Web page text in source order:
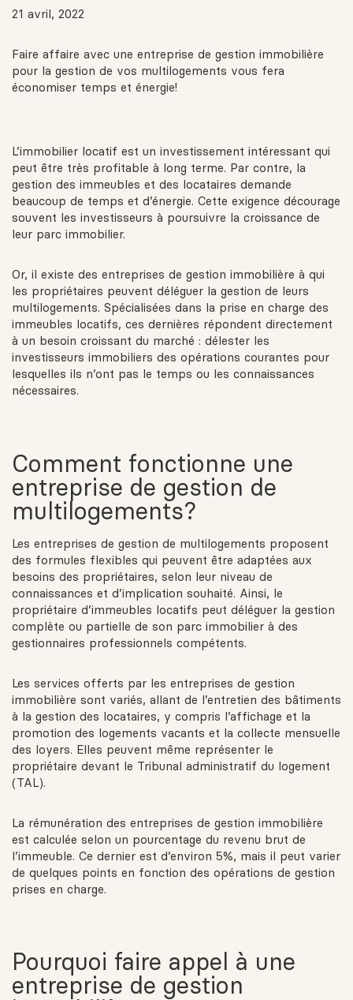
21 avril, 2022
Faire affaire avec une entreprise de gestion immobilière
pour la gestion de vos multilogements vous fera
économiser temps et énergie!
L’immobilier locatif est un investissement intéressant qui
peut être très profitable à long terme. Par contre, la
gestion des immeubles et des locataires demande
beaucoup de temps et d’énergie. Cette exigence décourage
souvent les investisseurs à poursuivre la croissance de
leur parc immobilier.
Or, il existe des entreprises de gestion immobilière à qui
les propriétaires peuvent déléguer la gestion de leurs
multilogements. Spécialisées dans la prise en charge des
immeubles locatifs, ces dernières répondent directement
à un besoin croissant du marché : délester les
investisseurs immobiliers des opérations courantes pour
lesquelles ils n’ont pas le temps ou les connaissances
nécessaires.
Comment fonctionne une
entreprise de gestion de
multilogements?
Les entreprises de gestion de multilogements proposent
des formules flexibles qui peuvent être adaptées aux
besoins des propriétaires, selon leur niveau de
connaissances et d’implication souhaité. Ainsi, le
propriétaire d’immeubles locatifs peut déléguer la gestion
complète ou partielle de son parc immobilier à des
gestionnaires professionnels compétents.
Les services offerts par les entreprises de gestion
immobilière sont variés, allant de l’entretien des bâtiments
à la gestion des locataires, y compris l’affichage et la
promotion des logements vacants et la collecte mensuelle
des loyers. Elles peuvent même représenter le
propriétaire devant le Tribunal administratif du logement
(TAL).
La rémunération des entreprises de gestion immobilière
est calculée selon un pourcentage du revenu brut de
l’immeuble. Ce dernier est d’environ 5%, mais il peut varier
de quelques points en fonction des opérations de gestion
prises en charge.
Pourquoi faire appel à une
entreprise de gestion